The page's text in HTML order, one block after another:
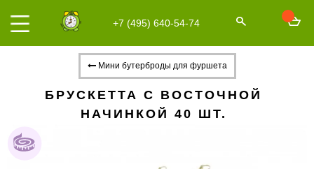
+7 (495) 640-54-74
Мини бутерброды для фуршета
БРУСКЕТТА С ВОСТОЧНОЙ
НАЧИНКОЙ 40 ШТ.